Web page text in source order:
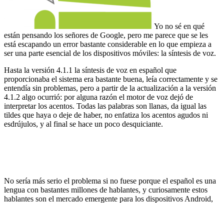
Yo no sé en qué
están pensando los señores de Google, pero me parece que se les
está escapando un error bastante considerable en lo que empieza a
ser una parte esencial de los dispositivos móviles: la síntesis de voz.
Hasta la versión 4.1.1 la síntesis de voz en español que
proporcionaba el sistema era bastante buena, leía correctamente y se
entendía sin problemas, pero a partir de la actualización a la versión
4.1.2 algo ocurrió: por alguna razón el motor de voz dejó de
interpretar los acentos. Todas las palabras son llanas, da igual las
tildes que haya o deje de haber, no enfatiza los acentos agudos ni
esdrújulos, y al final se hace un poco desquiciante.
No sería más serio el problema si no fuese porque el español es una
lengua con bastantes millones de hablantes, y curiosamente estos
hablantes son el mercado emergente para los dispositivos Android,